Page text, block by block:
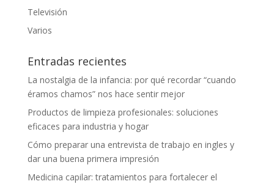
Televisión
Varios
Entradas recientes
La nostalgia de la infancia: por qué recordar “cuando
éramos chamos” nos hace sentir mejor
Productos de limpieza profesionales: soluciones
eficaces para industria y hogar
Cómo preparar una entrevista de trabajo en ingles y
dar una buena primera impresión
Medicina capilar: tratamientos para fortalecer el